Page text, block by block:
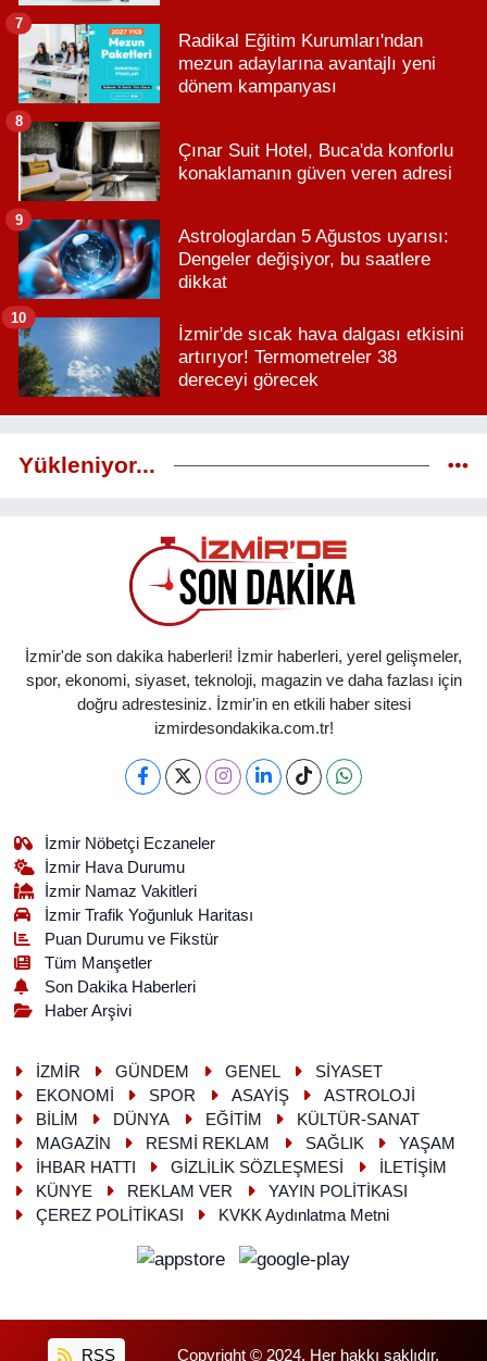
Radikal Eğitim Kurumları'ndan
mezun adaylarına avantajlı yeni
dönem kampanyası
7
Çınar Suit Hotel, Buca'da konforlu
konaklamanın güven veren adresi
8
Astrologlardan 5 Ağustos uyarısı:
Dengeler değişiyor, bu saatlere
dikkat
9
İzmir'de sıcak hava dalgası etkisini
artırıyor! Termometreler 38
dereceyi görecek
10
Yükleniyor...
İzmir'de son dakika haberleri! İzmir haberleri, yerel gelişmeler,
spor, ekonomi, siyaset, teknoloji, magazin ve daha fazlası için
doğru adrestesiniz. İzmir'in en etkili haber sitesi
izmirdesondakika.com.tr!
İzmir Nöbetçi Eczaneler
İzmir Hava Durumu
İzmir Namaz Vakitleri
İzmir Trafik Yoğunluk Haritası
Puan Durumu ve Fikstür
Tüm Manşetler
Son Dakika Haberleri
Haber Arşivi
İZMİR GÜNDEM GENEL
SİYASET
EKONOMİ
SPOR ASAYİŞ
ASTROLOJİ
BİLİM
DÜNYA EĞİTİM
KÜLTÜR-SANAT
MAGAZİN
RESMİ REKLAM SAĞLIK
YAŞAM
İHBAR HATTI
GİZLİLİK SÖZLEŞMESİ
İLETİŞİM
KÜNYE
REKLAM VER
YAYIN POLİTİKASI
ÇEREZ POLİTİKASI
KVKK Aydınlatma Metni
RSS Copyright © 2024. Her hakkı saklıdır.